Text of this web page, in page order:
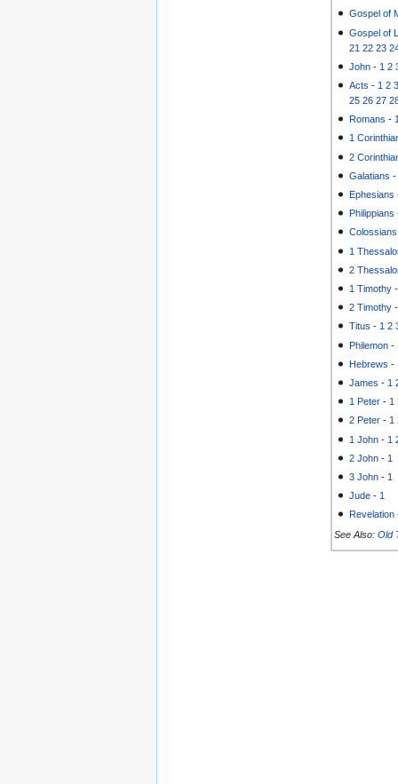
Gospel of
Gospel of
21 22 23
John - 1 2
Acts - 1 2
25 26 27
Romans -
1
2
Galatians
Ephesians
Philippians
Colossians
1
2
1 Timothy
2 Timothy
Titus -1 2
Philemon -
Hebrews -
James - 1
1 Peter - 1
2 Peter -1
1 John - 1
2 John - 1
3 John - 1
Jude - 1
Revelation
See Also: Old